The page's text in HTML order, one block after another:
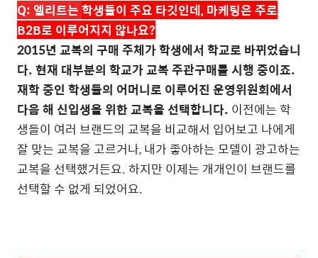
Q:엘리트는학생들이 주요 타깃인데,마케팅은 주로
B2B로 이루어지지 않나요?
2015년 교복의 구매 주체가 학생에서 학교로 바뀌었습니
다.현재 대부분의 학교가 교복 주관구매를 시행 중이죠.
재학 중인 학생들의 어머니로 이루어진 운영위원회에서
다음 해 신입생을 위한 교복을 선택합니다. 이전에는 학
생들이 여러 브랜드의 교복을 비교해서 입어보고 나에게
잘 맞는 교복을 고르거나,내가 좋아하는 모델이 광고하는
교복을 선택했거든요.하지만 이제는 개개인이 브랜드를
선택할 수 없게 되었어요.